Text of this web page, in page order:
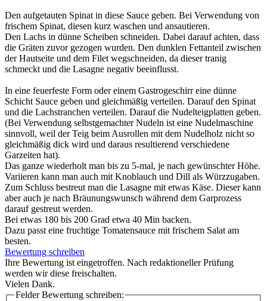
Den aufgetauten Spinat in diese Sauce geben. Bei Verwendung von
frischem Spinat, diesen kurz waschen und ansautieren.
Den Lachs in dünne Scheiben schneiden. Dabei darauf achten, dass
die Gräten zuvor gezogen wurden. Den dunklen Fettanteil zwischen
der Hautseite und dem Filet wegschneiden, da dieser tranig
schmeckt und die Lasagne negativ beeinflusst.
In eine feuerfeste Form oder einem Gastrogeschirr eine dünne
Schicht Sauce geben und gleichmäßig verteilen. Darauf den Spinat
und die Lachstranchen verteilen. Darauf die Nudelteigplatten geben.
(Bei Verwendung selbstgemachter Nudeln ist eine Nudelmaschine
sinnvoll, weil der Teig beim Ausrollen mit dem Nudelholz nicht so
gleichmäßig dick wird und daraus resultierend verschiedene
Garzeiten hat).
Das ganze wiederholt man bis zu 5-mal, je nach gewünschter Höhe.
Variieren kann man auch mit Knoblauch und Dill als Würzzugaben.
Zum Schluss bestreut man die Lasagne mit etwas Käse. Dieser kann
aber auch je nach Bräunungswunsch während dem Garprozess
darauf gestreut werden.
Bei etwas 180 bis 200 Grad etwa 40 Min backen.
Dazu passt eine fruchtige Tomatensauce mit frischem Salat am
besten.
Bewertung schreiben
Ihre Bewertung ist eingetroffen. Nach redaktioneller Prüfung
werden wir diese freischalten.
Vielen Dank.
Felder Bewertung schreiben: